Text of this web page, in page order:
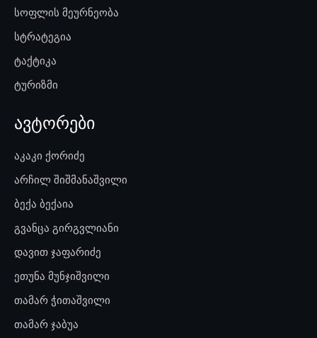
სოფლის მეურნეობა
სტრატეგია
ტაქტიკა
ტურიზმი
ავტორები
აკაკი ქორიძე
არჩილ შიშმანაშვილი
ბექა ბექაია
გვანცა გირგვლიანი
დავით ჯაფარიძე
ეთუნა მუნჯიშვილი
თამარ ჭითაშვილი
თამარ ჯაბუა